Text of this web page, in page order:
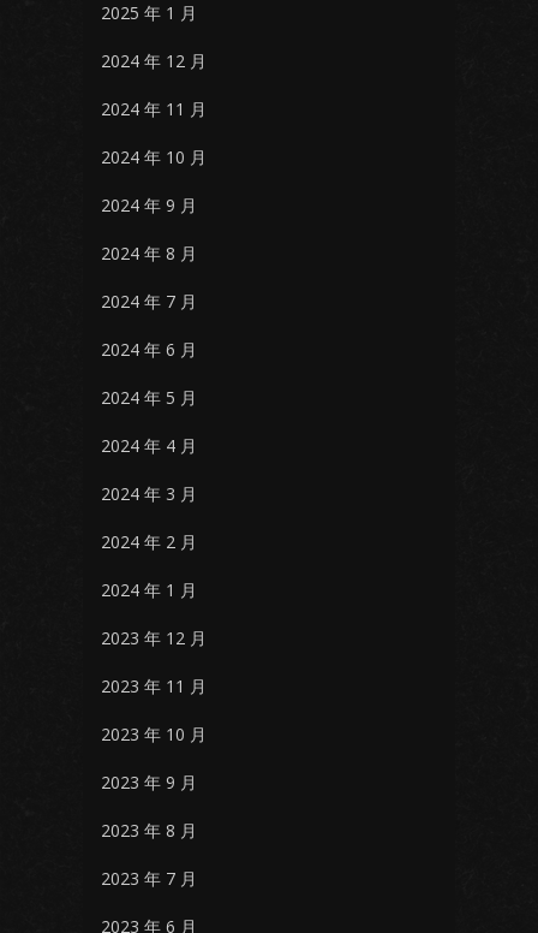
2025 年 1 月
2024 年 12 月
2024 年 11 月
2024 年 10 月
2024 年 9 月
2024 年 8 月
2024 年 7 月
2024 年 6 月
2024 年 5 月
2024 年 4 月
2024 年 3 月
2024 年 2 月
2024 年 1 月
2023 年 12 月
2023 年 11 月
2023 年 10 月
2023 年 9 月
2023 年 8 月
2023 年 7 月
2023 年 6 月